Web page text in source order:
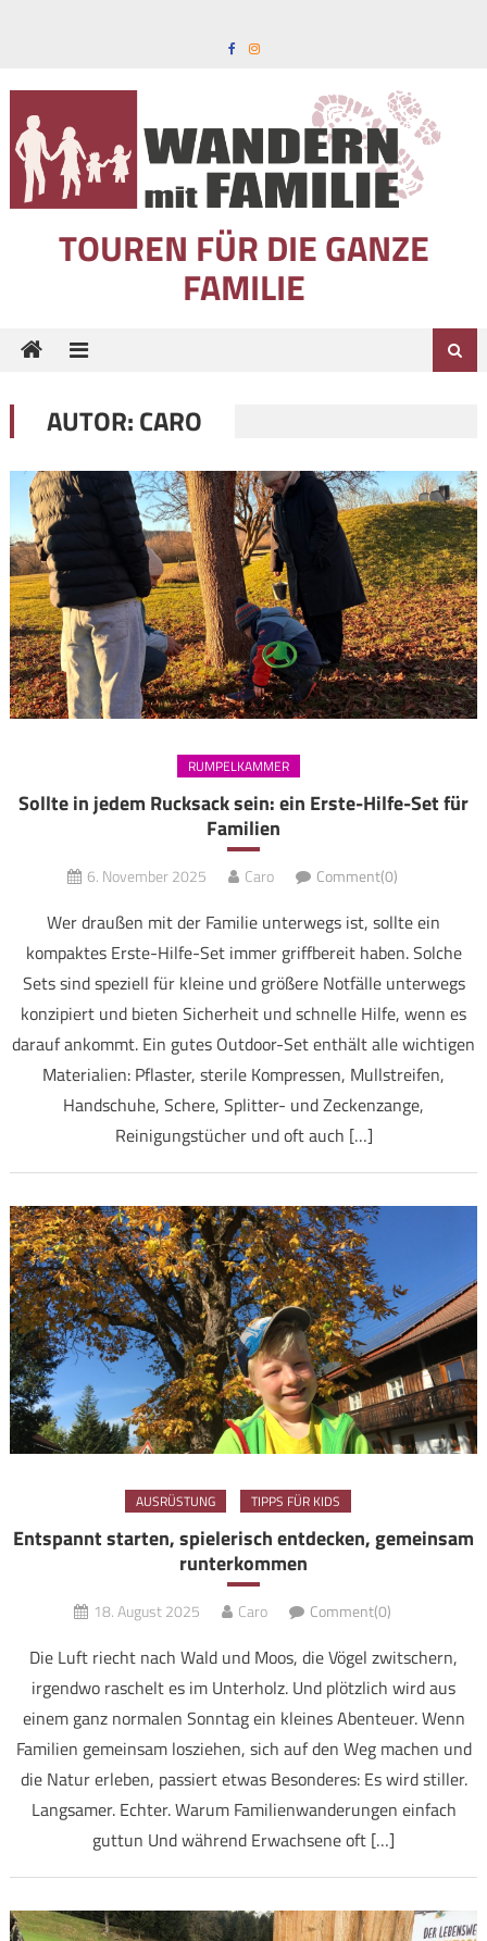
TOUREN FÜR DIE GANZE
FAMILIE
AUTOR:CARO
RUMPELKAMMER
Sollte in jedem Rucksack sein: ein Erste-Hilfe-Set für
Familien
6. November 2025 Caro Comment(0)
Wer draußen mit der Familie unterwegs ist, sollte ein
kompaktes Erste-Hilfe-Set immer griffbereit haben. Solche
Sets sind speziell für kleine und größere Notfälle unterwegs
konzipiert und bieten Sicherheit und schnelle Hilfe, wenn es
darauf ankommt. Ein gutes Outdoor-Set enthält alle wichtigen
Materialien: Pflaster, sterile Kompressen, Mullstreifen,
Handschuhe, Schere, Splitter- und Zeckenzange,
Reinigungstücher und oft auch […]
AUSRÜSTUNG TIPPS FÜR KIDS
Entspannt starten, spielerisch entdecken, gemeinsam
runterkommen
18. August 2025 Caro Comment(0)
Die Luft riecht nach Wald und Moos, die Vögel zwitschern,
irgendwo raschelt es im Unterholz. Und plötzlich wird aus
einem ganz normalen Sonntag ein kleines Abenteuer. Wenn
Familien gemeinsam losziehen, sich auf den Weg machen und
die Natur erleben, passiert etwas Besonderes: Es wird stiller.
Langsamer. Echter. Warum Familienwanderungen einfach
guttun Und während Erwachsene oft […]